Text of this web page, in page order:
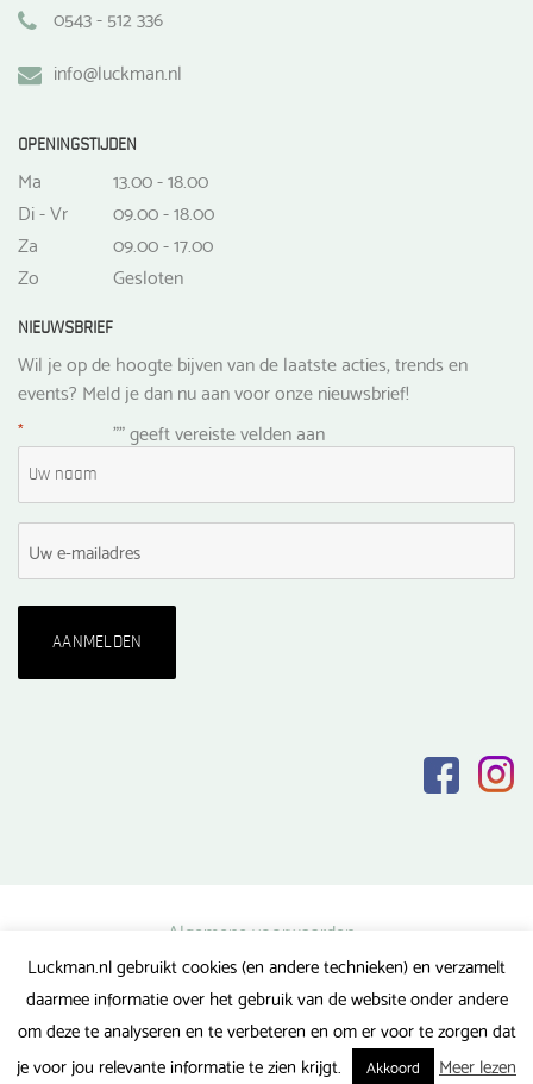
0543 - 512 336
info@luckman.nl
OPENINGSTIJDEN
Ma
13.00 - 18.00
Di - Vr
09.00 - 18.00
Za
09.00 - 17.00
Zo
Gesloten
NIEUWSBRIEF
Wil je op de hoogte bijven van de laatste acties, trends en
events? Meld je dan nu aan voor onze nieuwsbrief!
"
* " geeft vereiste velden aan
Algemene voorwaarden
Privacy verklaring
Veel gestelde vragen
Luckman.nl gebruikt cookies (en andere technieken) en verzamelt
daarmee informatie over het gebruik van de website onder andere
om deze te analyseren en te verbeteren en om er voor te zorgen dat
je voor jou relevante informatie te zien krijgt.
Akkoord Meer lezen